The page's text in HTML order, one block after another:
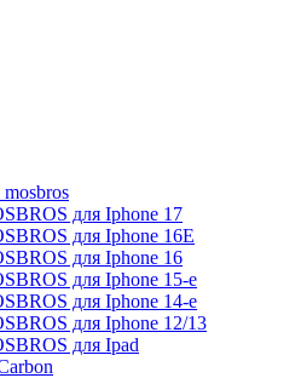
для Iphone 17
для Iphone 16E
для Iphone 16
для Iphone 15-е
для Iphone 14-е
для Iphone 12/13
для Ipad